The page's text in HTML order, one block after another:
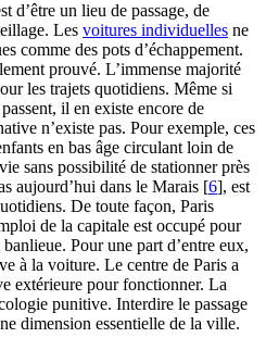
d’être un lieu de passage, de
Les voitures individuelles ne
comme des pots d’échappement.
prouvé. L’immense majorité
les trajets quotidiens. Même si
il en existe encore de
n’existe pas. Pour exemple, ces
en bas âge circulant loin de
sans possibilité de stationner près
aujourd’hui dans le Marais [6], est
De toute façon, Paris
de la capitale est occupé pour
Pour une part d’entre eux,
à la voiture. Le centre de Paris a
extérieure pour fonctionner. La
punitive. Interdire le passage
dimension essentielle de la ville.